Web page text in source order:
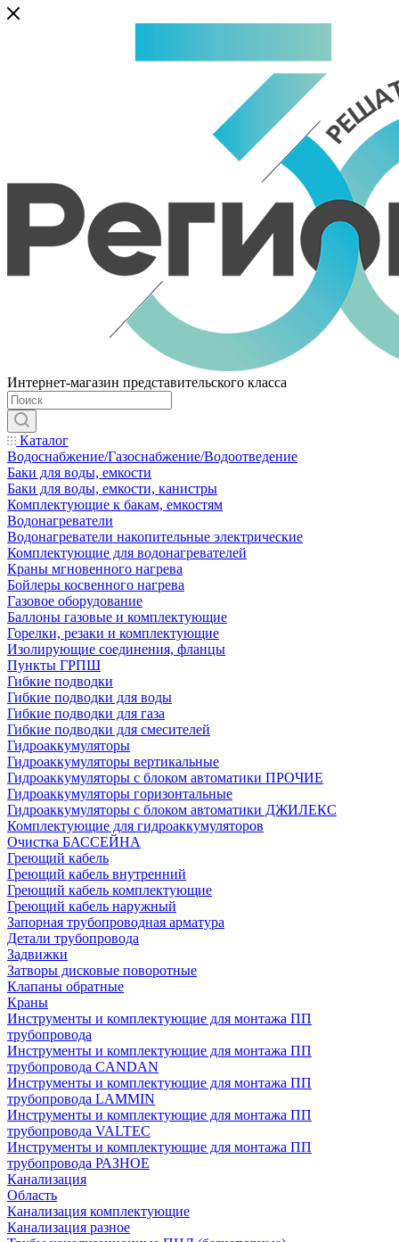
Интернет-магазин представительского класса
Каталог
Водоснабжение/Газоснабжение/Водоотведение
Баки для воды, емкости
Баки для воды, емкости, канистры
Комплектующие к бакам, емкостям
Водонагреватели
Водонагреватели накопительные электрические
Комплектующие для водонагревателей
Краны мгновенного нагрева
Бойлеры косвенного нагрева
Газовое оборудование
Баллоны газовые и комплектующие
Горелки, резаки и комплектующие
Изолирующие соединения, фланцы
Пункты ГРПШ
Гибкие подводки
Гибкие подводки для воды
Гибкие подводки для газа
Гибкие подводки для смесителей
Гидроаккумуляторы
Гидроаккумуляторы вертикальные
Гидроаккумуляторы с блоком автоматики ПРОЧИЕ
Гидроаккумуляторы горизонтальные
Гидроаккумуляторы с блоком автоматики ДЖИЛЕКС
Комплектующие для гидроаккумуляторов
Очистка БАССЕЙНА
Греющий кабель
Греющий кабель внутренний
Греющий кабель комплектующие
Греющий кабель наружный
Запорная трубопроводная арматура
Детали трубопровода
Задвижки
Затворы дисковые поворотные
Клапаны обратные
Краны
Инструменты и комплектующие для монтажа ПП
трубопровода
Инструменты и комплектующие для монтажа ПП
трубопровода CANDAN
Инструменты и комплектующие для монтажа ПП
трубопровода LAMMIN
Инструменты и комплектующие для монтажа ПП
трубопровода VALTEC
Инструменты и комплектующие для монтажа ПП
трубопровода РАЗНОЕ
Канализация
Область
Канализация комплектующие
Канализация разное